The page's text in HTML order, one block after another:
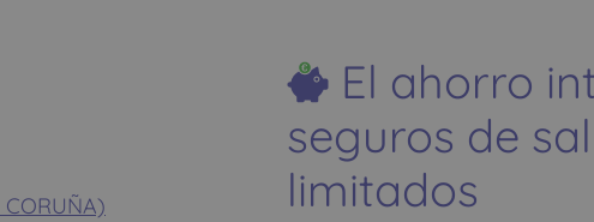
El ahorro
seguros de
limitados